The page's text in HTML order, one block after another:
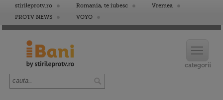
stirileprotv.ro Romania, te iubesc
Vremea
PROTV NEWS
VOYO